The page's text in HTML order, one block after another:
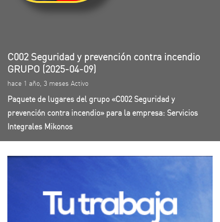
C002 Seguridad y prevención contra incendio
GRUPO (2025-04-09)
hace 1 año, 3 meses Activo
Paquete de lugares del grupo «C002 Seguridad y
prevención contra incendio» para la empresa: Servicios
Integrales Mikonos